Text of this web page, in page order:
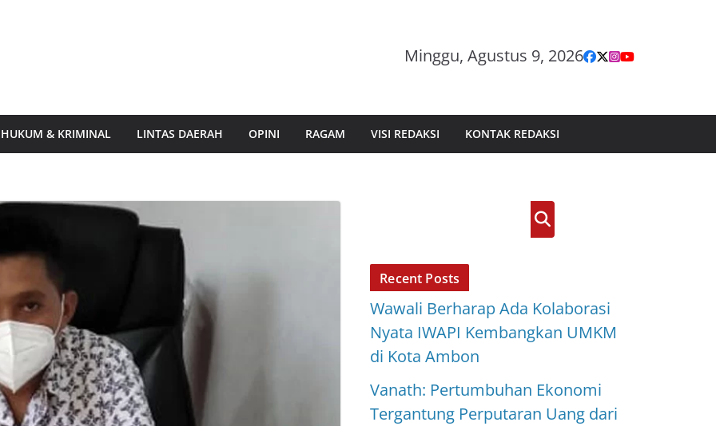
Minggu, Agustus 9, 2026
HUKUM & KRIMINAL LINTAS DAERAH OPINI RAGAM VISI REDAKSI KONTAK REDAKSI
Cari
Recent Posts
Wawali Berharap Ada Kolaborasi
Nyata IWAPI Kembangkan UMKM
di Kota Ambon
Vanath: Pertumbuhan Ekonomi
Tergantung Perputaran Uang dari